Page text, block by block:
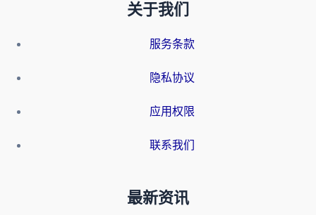
关于我们
服务条款
隐私协议
应用权限
联系我们
最新资讯